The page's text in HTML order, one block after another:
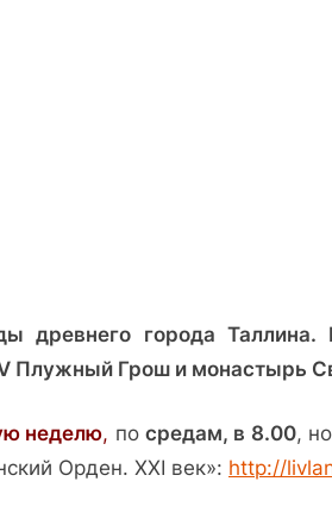
древнего города Таллина.
Плужный Грош и монастырь
неделю, посредам, в 8.00,
Орден. XXI век»: http://